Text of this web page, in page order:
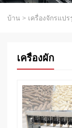
บ้าน > เครื่องจักรแป
เครื่องผัก